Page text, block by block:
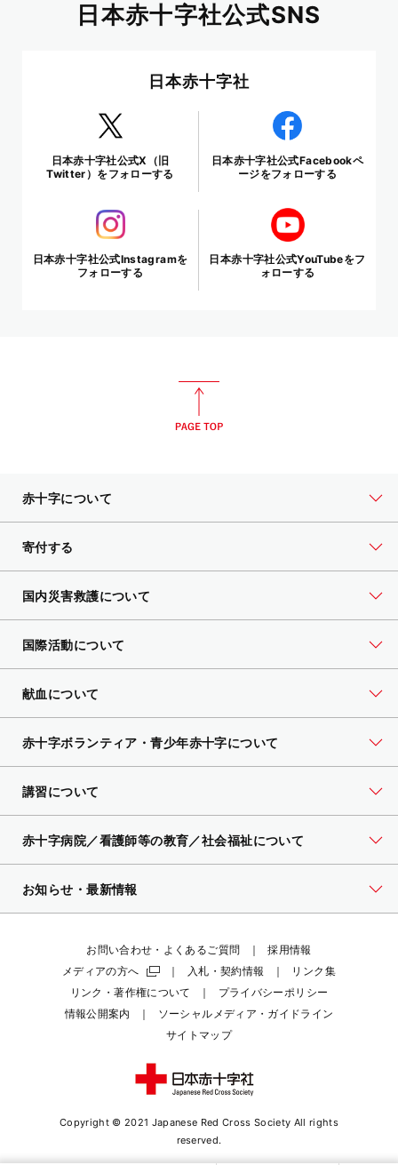
日本赤十字社公式SNS
日本赤十字社
日本赤十字社公式X（旧
Twitter）をフォローする
日本赤十字社公式Facebookペ
ージをフォローする
日本赤十字社公式Instagramを
フォローする
日本赤十字社公式YouTubeをフ
ォローする
赤十字について
寄付する
国内災害救護について
国際活動について
献血について
赤十字ボランティア・青少年赤十字について
講習について
赤十字病院／看護師等の教育／社会福祉について
お知らせ・最新情報
お問い合わせ・よくあるご質問
採用情報
メディアの方へ
入札・契約情報
リンク集
リンク・著作権について
プライバシーポリシー
情報公開案内
ソーシャルメディア・ガイドライン
サイトマップ
Copyright © 2021 Japanese Red Cross Society All rights
reserved.